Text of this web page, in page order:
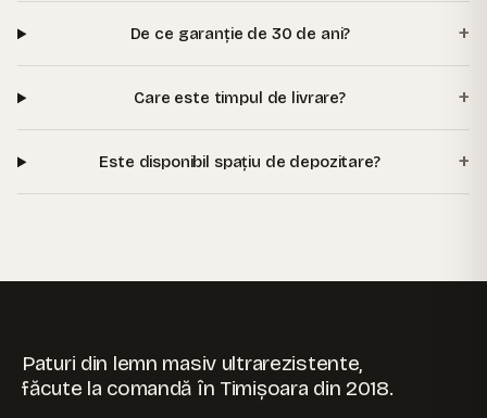
De ce garanție de 30 de ani? +
Care este timpul de livrare? +
Este disponibil spațiu de depozitare? +
Paturi din lemn masiv ultrarezistente,
făcute la comandă în Timișoara din 2018.